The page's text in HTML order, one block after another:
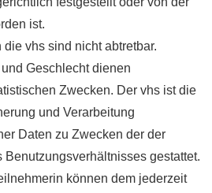
ist.
vhs sind nicht abtretbar.
Geschlecht dienen
Zwecken. Der vhs ist die
und Verarbeitung
Daten zu Zwecken der der
Benutzungsverhältnisses gestattet.
können dem jederzeit